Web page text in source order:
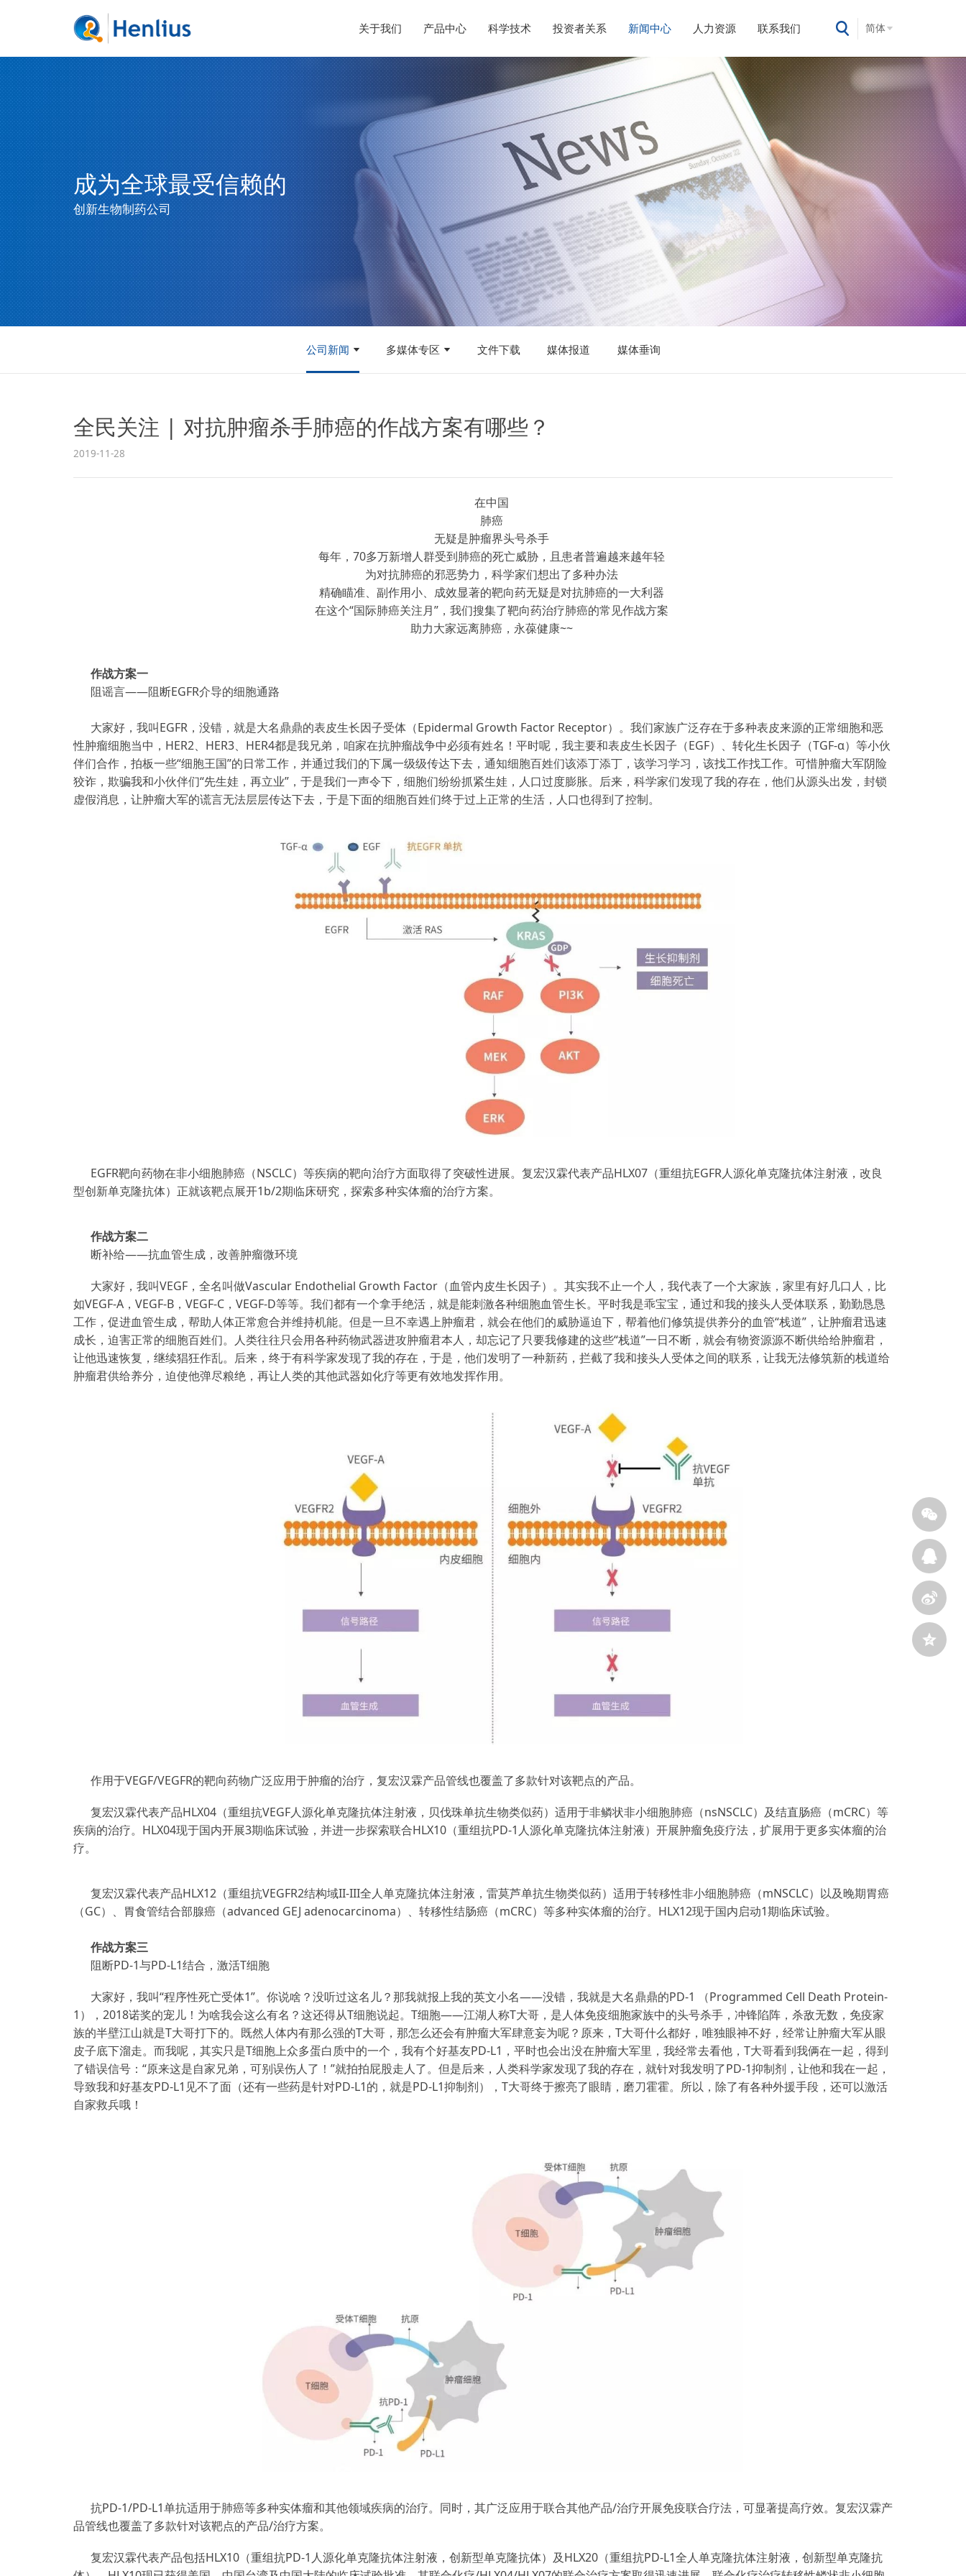
关于我们 产品中心 科学技术 投资者关系 新闻中心 人力资源 联系我们 简体
成为全球最受信赖的
创新生物制药公司
公司新闻 多媒体专区 文件下载 媒体报道 媒体垂询
全民关注 | 对抗肿瘤杀手肺癌的作战方案有哪些？
2019-11-28
在中国
肺癌
无疑是肿瘤界头号杀手
每年，70多万新增人群受到肺癌的死亡威胁，且患者普遍越来越年轻
为对抗肺癌的邪恶势力，科学家们想出了多种办法
精确瞄准、副作用小、成效显著的靶向药无疑是对抗肺癌的一大利器
在这个“国际肺癌关注月”，我们搜集了靶向药治疗肺癌的常见作战方案
助力大家远离肺癌，永葆健康~~
作战方案一
阻谣言——阻断EGFR介导的细胞通路
大家好，我叫EGFR，没错，就是大名鼎鼎的表皮生长因子受体（Epidermal Growth Factor Receptor）。我们家族广泛存在于多种表皮来源的正常细胞和恶
性肿瘤细胞当中，HER2、HER3、HER4都是我兄弟，咱家在抗肿瘤战争中必须有姓名！平时呢，我主要和表皮生长因子（EGF）、转化生长因子（TGF-α）等小伙
伴们合作，拍板一些“细胞王国”的日常工作，并通过我们的下属一级级传达下去，通知细胞百姓们该添丁添丁，该学习学习，该找工作找工作。可惜肿瘤大军阴险
狡诈，欺骗我和小伙伴们“先生娃，再立业”，于是我们一声令下，细胞们纷纷抓紧生娃，人口过度膨胀。后来，科学家们发现了我的存在，他们从源头出发，封锁
虚假消息，让肿瘤大军的谎言无法层层传达下去，于是下面的细胞百姓们终于过上正常的生活，人口也得到了控制。
EGFR靶向药物在非小细胞肺癌（NSCLC）等疾病的靶向治疗方面取得了突破性进展。复宏汉霖代表产品HLX07（重组抗EGFR人源化单克隆抗体注射液，改良
型创新单克隆抗体）正就该靶点展开1b/2期临床研究，探索多种实体瘤的治疗方案。
作战方案二
断补给——抗血管生成，改善肿瘤微环境
大家好，我叫VEGF，全名叫做Vascular Endothelial Growth Factor（血管内皮生长因子）。其实我不止一个人，我代表了一个大家族，家里有好几口人，比
如VEGF-A，VEGF-B，VEGF-C，VEGF-D等等。我们都有一个拿手绝活，就是能刺激各种细胞血管生长。平时我是乖宝宝，通过和我的接头人受体联系，勤勤恳恳
工作，促进血管生成，帮助人体正常愈合并维持机能。但是一旦不幸遇上肿瘤君，就会在他们的威胁逼迫下，帮着他们修筑提供养分的血管“栈道”，让肿瘤君迅速
成长，迫害正常的细胞百姓们。人类往往只会用各种药物武器进攻肿瘤君本人，却忘记了只要我修建的这些“栈道”一日不断，就会有物资源源不断供给给肿瘤君，
让他迅速恢复，继续猖狂作乱。后来，终于有科学家发现了我的存在，于是，他们发明了一种新药，拦截了我和接头人受体之间的联系，让我无法修筑新的栈道给
肿瘤君供给养分，迫使他弹尽粮绝，再让人类的其他武器如化疗等更有效地发挥作用。
作用于VEGF/VEGFR的靶向药物广泛应用于肿瘤的治疗，复宏汉霖产品管线也覆盖了多款针对该靶点的产品。
复宏汉霖代表产品HLX04（重组抗VEGF人源化单克隆抗体注射液，贝伐珠单抗生物类似药）适用于非鳞状非小细胞肺癌（nsNSCLC）及结直肠癌（mCRC）等
疾病的治疗。HLX04现于国内开展3期临床试验，并进一步探索联合HLX10（重组抗PD-1人源化单克隆抗体注射液）开展肿瘤免疫疗法，扩展用于更多实体瘤的治
疗。
复宏汉霖代表产品HLX12（重组抗VEGFR2结构域II-III全人单克隆抗体注射液，雷莫芦单抗生物类似药）适用于转移性非小细胞肺癌（mNSCLC）以及晚期胃癌
（GC）、胃食管结合部腺癌（advanced GEJ adenocarcinoma）、转移性结肠癌（mCRC）等多种实体瘤的治疗。HLX12现于国内启动1期临床试验。
作战方案三
阻断PD-1与PD-L1结合，激活T细胞
大家好，我叫“程序性死亡受体1”。你说啥？没听过这名儿？那我就报上我的英文小名——没错，我就是大名鼎鼎的PD-1 （Programmed Cell Death Protein-
1），2018诺奖的宠儿！为啥我会这么有名？这还得从T细胞说起。T细胞——江湖人称T大哥，是人体免疫细胞家族中的头号杀手，冲锋陷阵，杀敌无数，免疫家
族的半壁江山就是T大哥打下的。既然人体内有那么强的T大哥，那怎么还会有肿瘤大军肆意妄为呢？原来，T大哥什么都好，唯独眼神不好，经常让肿瘤大军从眼
皮子底下溜走。而我呢，其实只是T细胞上众多蛋白质中的一个，我有个好基友PD-L1，平时也会出没在肿瘤大军里，我经常去看他，T大哥看到我俩在一起，得到
了错误信号：“原来这是自家兄弟，可别误伤人了！”就拍拍屁股走人了。但是后来，人类科学家发现了我的存在，就针对我发明了PD-1抑制剂，让他和我在一起，
导致我和好基友PD-L1见不了面（还有一些药是针对PD-L1的，就是PD-L1抑制剂），T大哥终于擦亮了眼睛，磨刀霍霍。所以，除了有各种外援手段，还可以激活
自家救兵哦！
抗PD-1/PD-L1单抗适用于肺癌等多种实体瘤和其他领域疾病的治疗。同时，其广泛应用于联合其他产品/治疗开展免疫联合疗法，可显著提高疗效。复宏汉霖产
品管线也覆盖了多款针对该靶点的产品/治疗方案。
复宏汉霖代表产品包括HLX10（重组抗PD-1人源化单克隆抗体注射液，创新型单克隆抗体）及HLX20（重组抗PD-L1全人单克隆抗体注射液，创新型单克隆抗